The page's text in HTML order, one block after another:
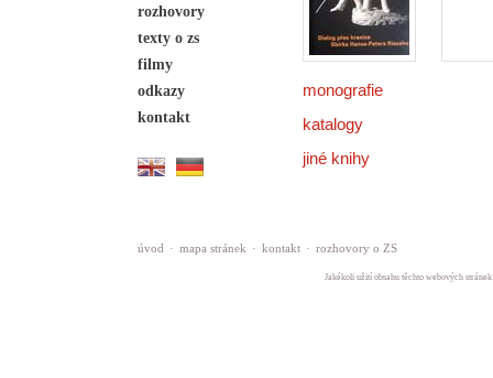
rozhovory
texty o zs
filmy
odkazy
kontakt
monografie
katalogy
jiné knihy
úvod · mapa stránek · kontakt · rozhovory o ZS
Jakékoli užití obsahu těchto webových